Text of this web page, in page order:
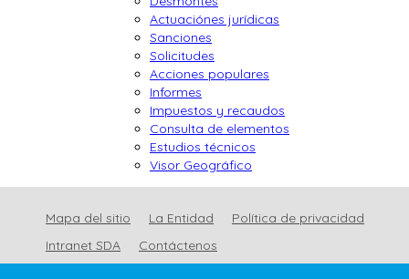
Actuaciónes jurídicas
Sanciones
Solicitudes
Acciones populares
Informes
Impuestos y recaudos
Consulta de elementos
Estudios técnicos
Visor Geográfico
Mapa del sitio La Entidad
Política de privacidad
Intranet SDA
Contáctenos